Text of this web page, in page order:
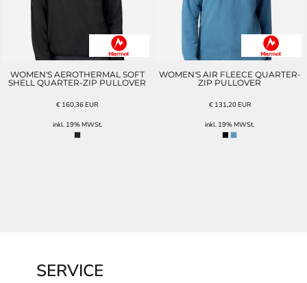
WOMEN'S AEROTHERMAL SOFT
SHELL QUARTER-ZIP PULLOVER
€ 160,36EUR
inkl. 19% MWSt.
WOMEN'S AIR FLEECE QUARTER-
ZIP PULLOVER
€ 131,20EUR
inkl. 19% MWSt.
SERVICE